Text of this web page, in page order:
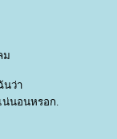
ม
นว่า
น่นอนหรอก.